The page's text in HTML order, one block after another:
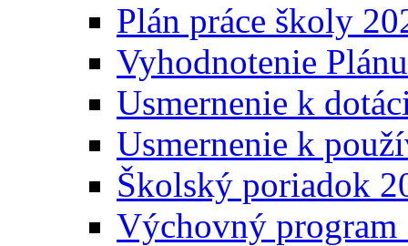
Plán práce školy
Vyhodnotenie
Usmernenie k
Usmernenie k
Školský poriadok
Výchovný